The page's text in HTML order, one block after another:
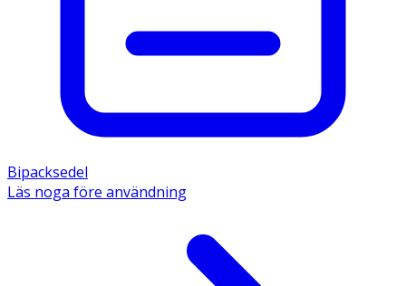
Bipacksedel
Läs noga före användning